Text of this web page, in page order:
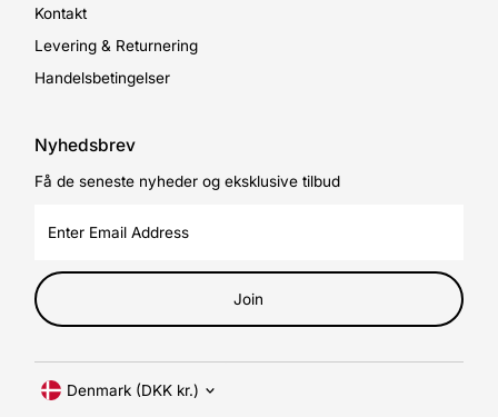
Kontakt
Levering & Returnering
Handelsbetingelser
Nyhedsbrev
Få de seneste nyheder og eksklusive tilbud
Email
Join
Currency
Denmark (DKK kr.)